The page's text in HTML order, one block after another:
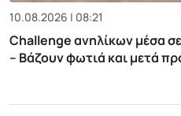
10.08.2026 | 08:21
Challenge ανηλίκων μέσα
– Βάζουν φωτιά και μετά